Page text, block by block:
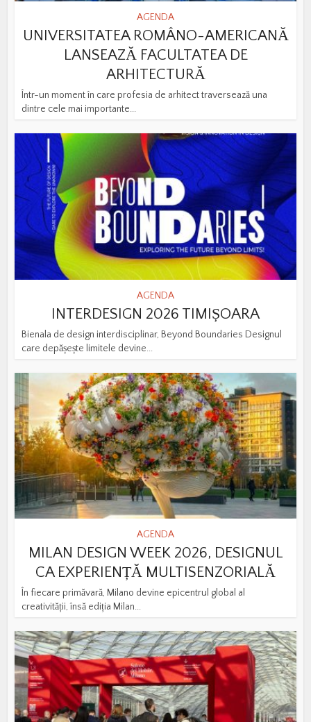
AGENDA
UNIVERSITATEA ROMÂNO-AMERICANĂ
LANSEAZĂ FACULTATEA DE
ARHITECTURĂ
Într-un moment în care profesia de arhitect traversează una
dintre cele mai importante...
AGENDA
INTERDESIGN 2026 TIMIȘOARA
Bienala de design interdisciplinar, Beyond Boundaries Designul
care depășește limitele devine...
AGENDA
MILAN DESIGN WEEK 2026, DESIGNUL
CA EXPERIENȚĂ MULTISENZORIALĂ
În fiecare primăvară, Milano devine epicentrul global al
creativității, însă ediția Milan...